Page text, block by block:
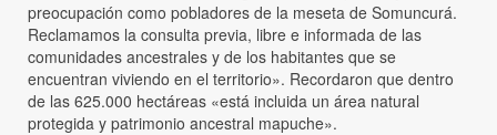
preocupación como pobladores de la meseta de Somuncurá.
Reclamamos la consulta previa, libre e informada de las
comunidades ancestrales y de los habitantes que se
encuentran viviendo en el territorio». Recordaron que dentro
de las 625.000 hectáreas «está incluida un área natural
protegida y patrimonio ancestral mapuche».